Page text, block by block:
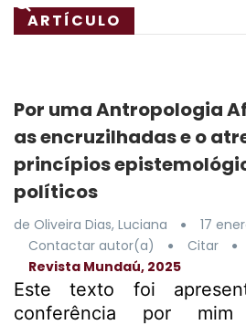
ARTÍCULO
Por uma Antropologia
as encruzilhadas e o
princípios
políticos
de Oliveira Dias, Luciana
17
Contactar autor(a)
Citar
Revista Mundaú, 2025
Este texto foi
conferência por